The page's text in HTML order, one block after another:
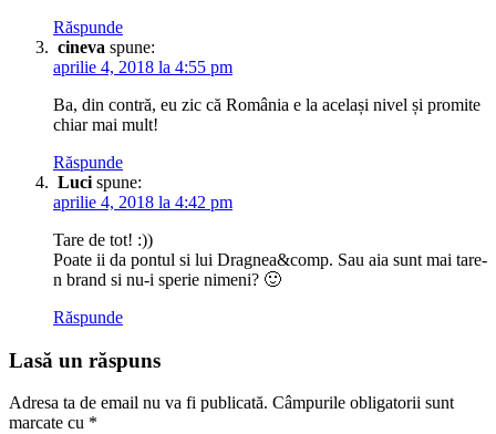
Răspunde
cineva spune:
aprilie 4, 2018 la 4:55 pm
Ba, din contră, eu zic că România e la același nivel și promite
chiar mai mult!
Răspunde
Luci spune:
aprilie 4, 2018 la 4:42 pm
Tare de tot! :))
Poate ii da pontul si lui Dragnea&comp. Sau aia sunt mai tare-
n brand si nu-i sperie nimeni? 🙂
Răspunde
Lasă un răspuns
Adresa ta de email nu va fi publicată. Câmpurile obligatorii sunt
marcate cu *